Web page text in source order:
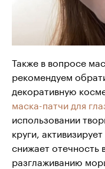
Также в вопросе
рекомендуем
декоративную
маска-патчи для
использовании
круги,
снижает отечность
разглаживанию